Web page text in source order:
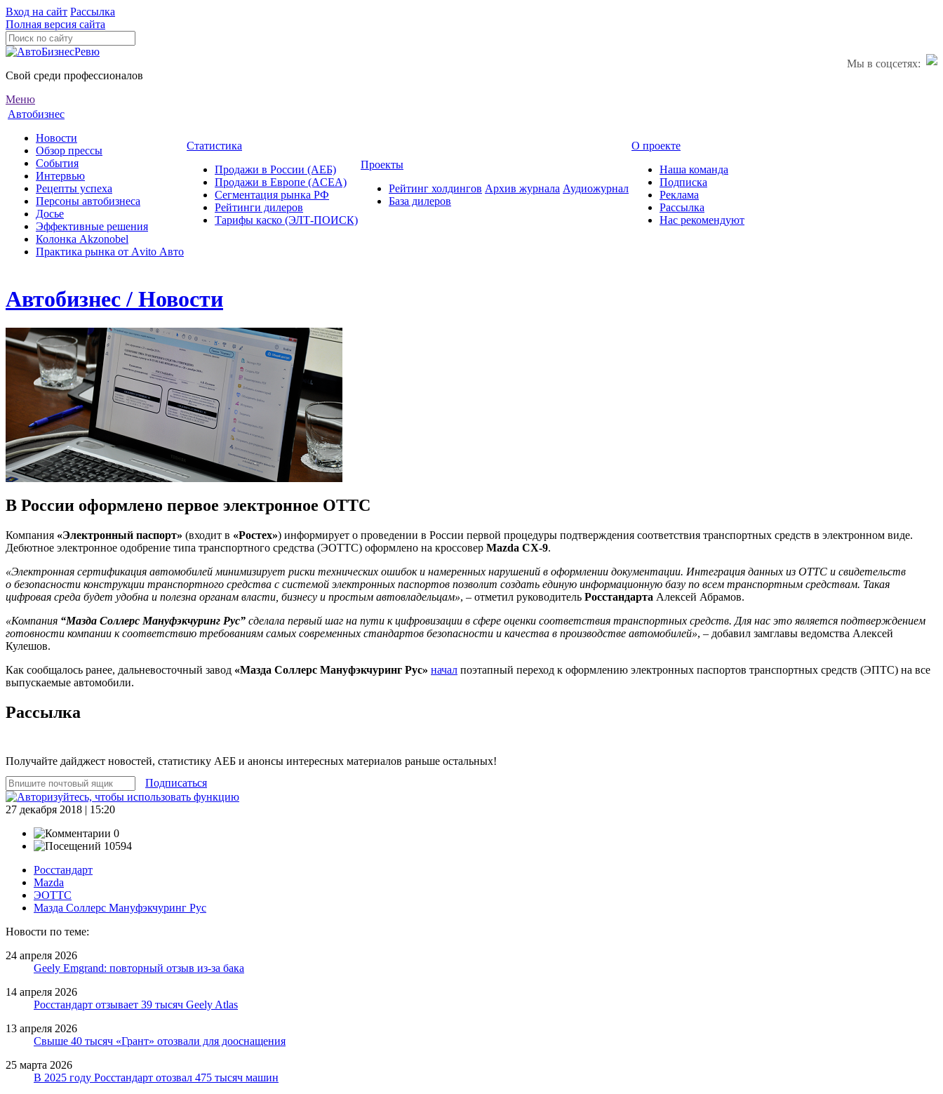
Вход на сайт Рассылка
Полная версия сайта
Мы в соцсетях:
Свой среди профессионалов
Меню
Автобизнес
Новости
Обзор прессы
События
Интервью
Рецепты успеха
Персоны автобизнеса
Досье
Эффективные решения
Колонка Akzonobel
Практика рынка от Аvito Авто
Статистика
Продажи в России (АЕБ)
Продажи в Европе (ACEA)
Сегментация рынка РФ
Рейтинги дилеров
Тарифы каско (ЭЛТ-ПОИСК)
Проекты
Рейтинг холдингов
База дилеров
Архив журнала Аудиожурнал
О проекте
Наша команда
Подписка
Реклама
Рассылка
Нас рекомендуют
Автобизнес / Новости
В России оформлено первое электронное ОТТС
Компания «Электронный паспорт» (входит в «Ростех») информирует о проведении в России первой процедуры подтверждения соответствия транспортных средств в электронном виде.
Дебютное электронное одобрение типа транспортного средства (ЭОТТС) оформлено на кроссовер Mazda СХ-9.
«Электронная сертификация автомобилей минимизирует риски технических ошибок и намеренных нарушений в оформлении документации. Интеграция данных из ОТТС и свидетельств
о безопасности конструкции транспортного средства с системой электронных паспортов позволит создать единую информационную базу по всем транспортным средствам. Такая
цифровая среда будет удобна и полезна органам власти, бизнесу и простым автовладельцам», – отметил руководитель Росстандарта Алексей Абрамов.
«Компания “Мазда Соллерс Мануфэкчуринг Рус” сделала первый шаг на пути к цифровизации в сфере оценки соответствия транспортных средств. Для нас это является подтверждением
готовности компании к соответствию требованиям самых современных стандартов безопасности и качества в производстве автомобилей», – добавил замглавы ведомства Алексей
Кулешов.
Как сообщалось ранее, дальневосточный завод «Мазда Соллерс Мануфэкчуринг Рус» начал поэтапный переход к оформлению электронных паспортов транспортных средств (ЭПТС) на все
выпускаемые автомобили.
Рассылка
Получайте дайджест новостей, статистику АЕБ и анонсы интересных материалов раньше остальных!
Подписаться
27 декабря 2018 | 15:20
0
10594
Росстандарт
Mazda
ЭОТТС
Мазда Соллерс Мануфэкчуринг Рус
Новости по теме:
24 апреля 2026
Geely Emgrand: повторный отзыв из-за бака
14 апреля 2026
Росстандарт отзывает 39 тысяч Geely Atlas
13 апреля 2026
Свыше 40 тысяч «Грант» отозвали для дооснащения
25 марта 2026
В 2025 году Росстандарт отозвал 475 тысяч машин